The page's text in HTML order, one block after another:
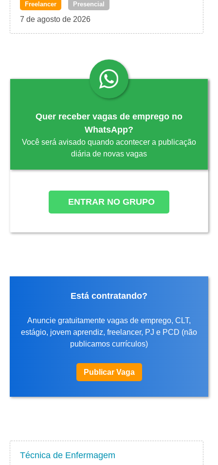
Freelancer Presencial
7 de agosto de 2026
Quer receber vagas de emprego no
WhatsApp?
Você será avisado quando acontecer a publicação
diária de novas vagas
ENTRAR NO GRUPO
Está contratando?
Anuncie gratuitamente vagas de emprego, CLT,
estágio, jovem aprendiz, freelancer, PJ e PCD (não
publicamos currículos)
Publicar Vaga
Técnica de Enfermagem